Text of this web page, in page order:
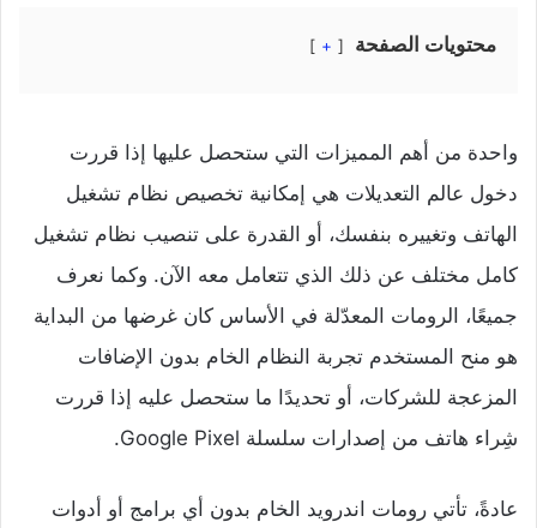
محتويات الصفحة +
واحدة من أهم المميزات التي ستحصل عليها إذا قررت
دخول عالم التعديلات هي إمكانية تخصيص نظام تشغيل
الهاتف وتغييره بنفسك، أو القدرة على تنصيب نظام تشغيل
كامل مختلف عن ذلك الذي تتعامل معه الآن. وكما نعرف
جميعًا، الرومات المعدّلة في الأساس كان غرضها من البداية
هو منح المستخدم تجربة النظام الخام بدون الإضافات
المزعجة للشركات، أو تحديدًا ما ستحصل عليه إذا قررت
شِراء هاتف من إصدارات سلسلة Google Pixel.
عادةً، تأتي رومات اندرويد الخام بدون أي برامج أو أدوات